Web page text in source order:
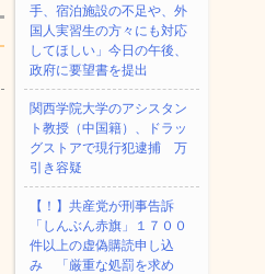
手、宿泊施設の不足や、外
国人実習生の方々にも対応
してほしい」今日の午後、
政府に要望書を提出
関西学院大学のアシスタン
ト教授（中国籍）、ドラッ
グストアで現行犯逮捕 万
引き容疑
【！】共産党が刑事告訴
「しんぶん赤旗」１７００
件以上の虚偽購読申し込
み 「厳重な処罰を求め